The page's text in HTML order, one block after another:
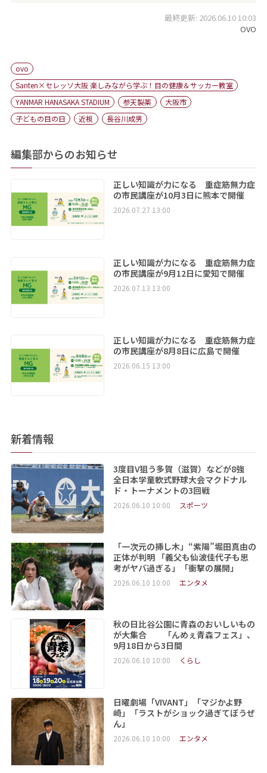
最終更新: 2026.06.10 10:03
OVO
ovo
Santen×セレッソ大阪 楽しみながら学ぶ！目の健康＆サッカー教室
YANMAR HANASAKA STADIUM
参天製薬
大阪市
子どもの目の日
近視 長谷川成男
編集部からのお知らせ
正しい知識が力になる 重症筋無力症
の市民講座が10月3日に熊本で開催
2026.07.27 13:00
正しい知識が力になる 重症筋無力症
の市民講座が9月12日に愛知で開催
2026.07.13 13:00
正しい知識が力になる 重症筋無力症
の市民講座が8月8日に広島で開催
2026.06.15 13:00
新着情報
3度目V狙う多賀（滋賀）などが8強
全日本学童軟式野球大会マクドナル
ド・トーナメントの3回戦
2026.06.10 10:00 スポーツ
「一次元の挿し木」“紫陽”堀田真由の
正体が判明 「義父も仙波佳代子も思
考がヤバ過ぎる」「衝撃の展開」
2026.06.10 10:00 エンタメ
秋の日比谷公園に青森のおいしいもの
が大集合 「んめぇ青森フェス」、
9月18日から3日間
2026.06.10 10:00 くらし
日曜劇場「VIVANT」「マジかよ野
崎」「ラストがショック過ぎてぼうぜ
ん」
2026.06.10 10:00 エンタメ